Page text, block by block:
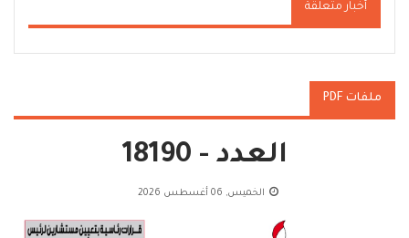
أخبار متعلقة
ملفات PDF
العدد - 18190
الخميس, 06 أغسطس 2026